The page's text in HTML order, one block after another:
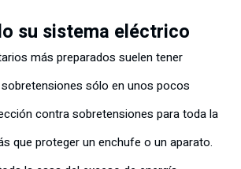
su sistema eléctrico
más preparados suelen tener
sólo en unos pocos
contra sobretensiones para toda la
que proteger un enchufe o un aparato.